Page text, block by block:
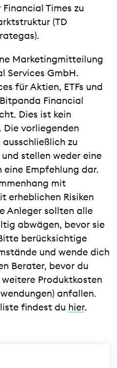
Times zu
(TD
Marketingmitteilung
Services GmbH.
für Aktien, ETFs und
Financial
Dies ist kein
vorliegenden
zu
stellen weder eine
Empfehlung dar.
mit
erheblichen Risiken
Anleger sollten alle
abwägen, bevor sie
berücksichtige
und wende dich
Berater, bevor du
weitere Produktkosten
anfallen.
findest du hier.